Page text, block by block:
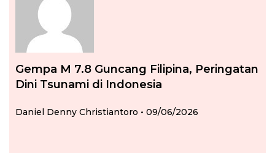
Gempa M 7.8 Guncang Filipina, Peringatan
Dini Tsunami di Indonesia
Daniel Denny Christiantoro 09/06/2026